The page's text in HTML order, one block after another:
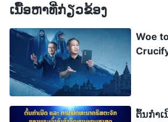
ມີເຫດຜົນຫຼາຍຈົນບໍ່ມີໃຜໃນບັນດາພວ
ຄວາມປາຖະໜາຂອງພວກເຮົາຖືກຕ້ອ
ໜຶ່ງຄົນໃດໃນພວກເຮົາທີ່ຈະສົງໄສເຖິ
ສິ່ງທີ່ພວກເຮົາຍຶດໝັ້ນເລີຍ. ແມ່ນໃຜທີ່
ເຈດຕະນາຂອງພຣະເຈົ້າ? ສ່ວນວ່າເສັ້
ມະນຸດຍ່າງຕາມແທ້ນັ້ນ, ພວກເຮົາບໍ່
ເນື້ອຫາທີ່ກ່ຽວຂ້ອງ
Woe
ຕົ້ນກຳ